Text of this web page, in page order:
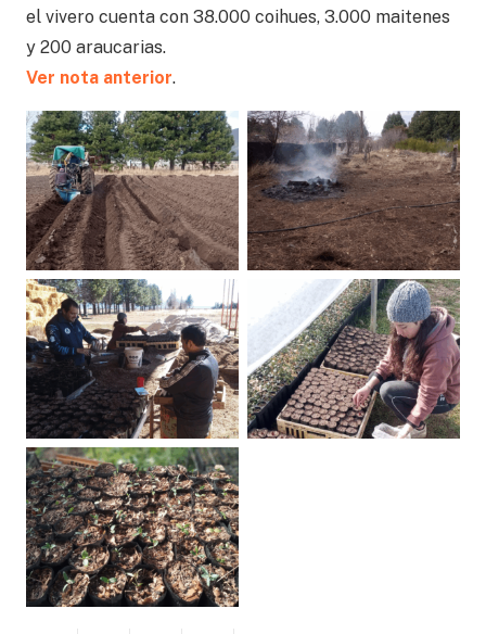
el vivero cuenta con 38.000 coihues, 3.000 maitenes
y 200 araucarias.
Ver nota anterior.